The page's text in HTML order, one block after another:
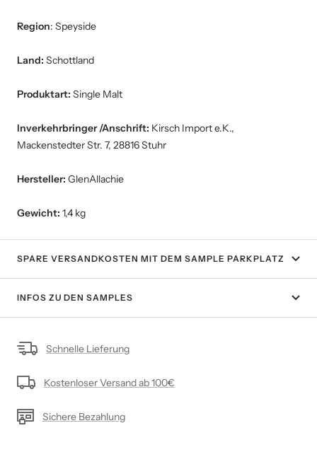
Region: Speyside
Land: Schottland
Produktart: Single Malt
Inverkehrbringer /Anschrift: Kirsch Import e.K.,
Mackenstedter Str. 7, 28816 Stuhr
Hersteller: GlenAllachie
Gewicht: 1,4 kg
SPARE VERSANDKOSTEN MIT DEM SAMPLE PARKPLATZ
INFOS ZU DEN SAMPLES
Schnelle Lieferung
Kostenloser Versand ab 100€
Sichere Bezahlung